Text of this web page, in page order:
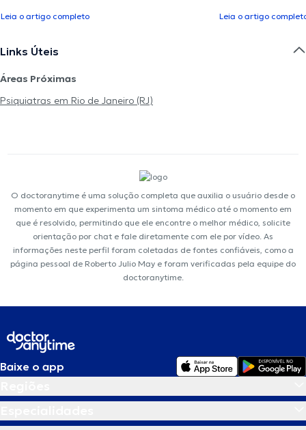
Leia o artigo completo Leia o artigo
Links Úteis
Áreas Próximas
Psiquiatras em Rio de Janeiro (RJ)
O doctoranytime é uma solução completa que auxilia o usuário desde o
momento em que experimenta um sintoma médico até o momento em
que é resolvido, permitindo que ele encontre o melhor médico, solicite
orientação por chat e fale diretamente com ele por vídeo. As
informações neste perfil foram coletadas de fontes confiáveis, como a
página pessoal de Roberto Julio May e foram verificadas pela equipe do
doctoranytime.
Baixe o app